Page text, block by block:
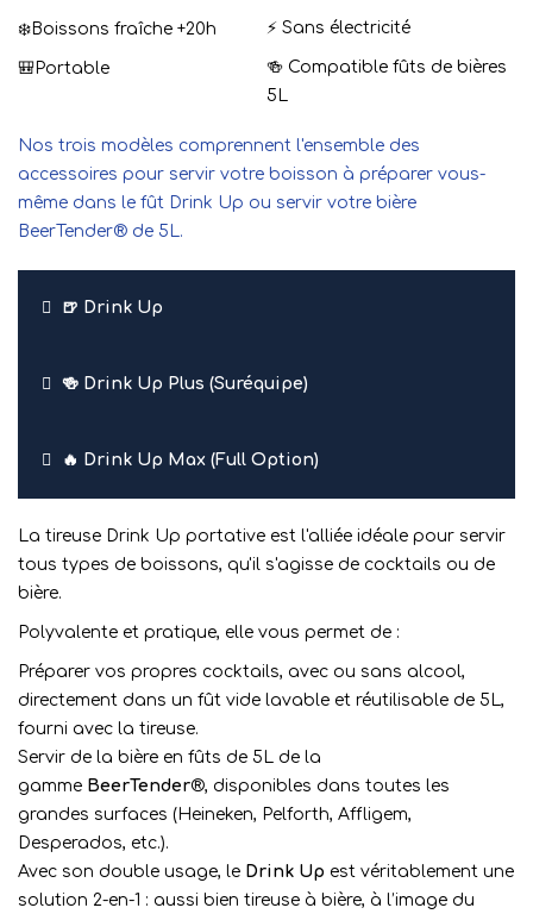
❄️ Boissons fraîche +20h
🎒Portable
⚡ Sans électricité
🍻 Compatible fûts de bières
5L
Nos trois modèles comprennent l'ensemble des
accessoires pour servir votre boisson à préparer vous-
même dans le fût Drink Up ou servir votre bière
BeerTender® de 5L.
🍺 Drink Up
🍻 Drink Up Plus (Suréquipe)
🔥 Drink Up Max (Full Option)
La tireuse Drink Up portative est l'alliée idéale pour servir
tous types de boissons, qu'il s'agisse de cocktails ou de
bière.
Polyvalente et pratique, elle vous permet de :
Préparer vos propres cocktails, avec ou sans alcool,
directement dans un fût vide lavable et réutilisable de 5L,
fourni avec la tireuse.
Servir de la bière en fûts de 5L de la
gamme BeerTender®, disponibles dans toutes les
grandes surfaces (Heineken, Pelforth, Affligem,
Desperados, etc.).
Avec son double usage, le Drink Up est véritablement une
solution 2-en-1 : aussi bien tireuse à bière, à l’image du